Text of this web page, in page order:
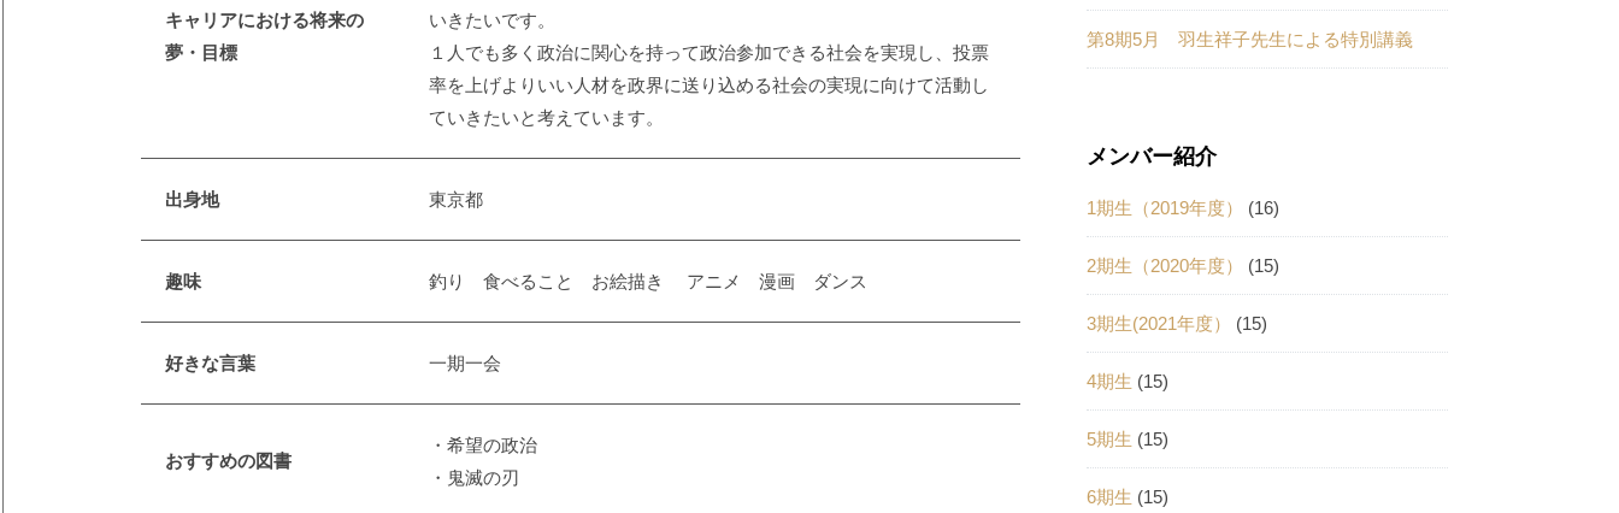
キャリアにおける将来の
夢・目標
いきたいです。
１人でも多く政治に関心を持って政治参加できる社会を実現し、投票
率を上げよりいい人材を政界に送り込める社会の実現に向けて活動し
ていきたいと考えています。
出身地 東京都
趣味 釣り 食べること お絵描き アニメ 漫画 ダンス
好きな言葉 一期一会
おすすめの図書
・希望の政治
・鬼滅の刃
第8期5月 羽生祥子先生による特別講義
メンバー紹介
1期生（2019年度） (16)
2期生（2020年度） (15)
3期生(2021年度） (15)
4期生 (15)
5期生 (15)
6期生 (15)